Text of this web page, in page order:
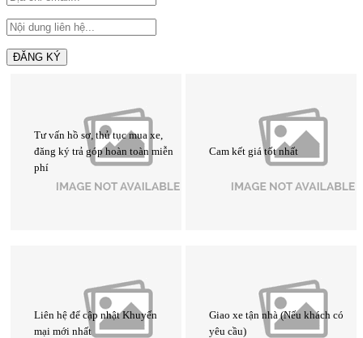
ĐĂNG KÝ
Tư vấn hồ sơ, thủ tục mua xe,
đăng ký trả góp hoàn toàn miễn
phí
Cam kết giá tốt nhất
Liên hệ để cập nhật Khuyến
mại mới nhất
Giao xe tận nhà (Nếu khách có
yêu cầu)